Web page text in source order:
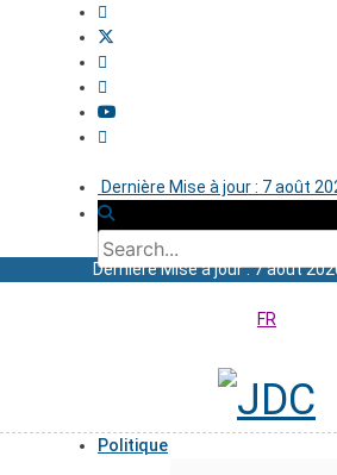
Dernière Mise à jour : 7 août
Dernière Mise à jour : 7 août
FR
Politique